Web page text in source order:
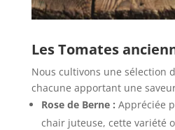
Les Tomates
Nous cultivons une sélection
chacune apportant une
Rose de Berne : Appréciée
chair juteuse, cette variété